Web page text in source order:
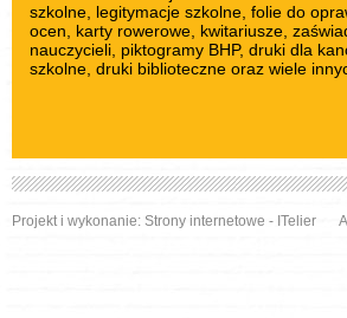
szkolne , legitymacje szkolne, folie do
ocen, karty rowerowe kwitariusze ,
nauczycieli piktogramy BHP, druki dla
szkolne , druki biblioteczne oraz wiele
Projekt i wykonanie: Strony internetowe - ITelier